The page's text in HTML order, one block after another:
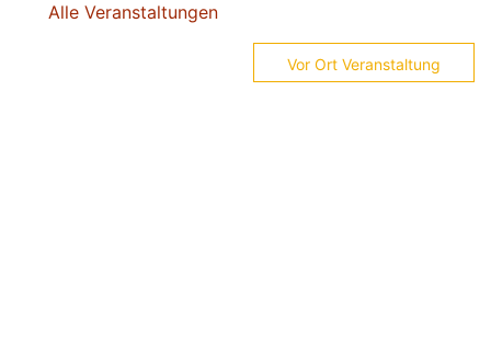
Alle Veranstaltungen
Vor Ort Veranstaltung